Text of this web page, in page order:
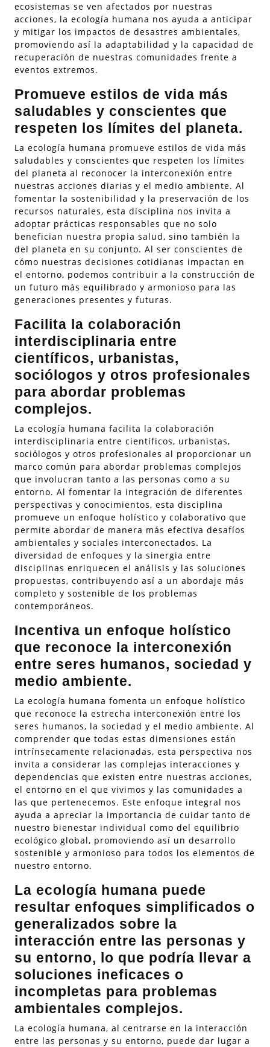
ecosistemas se ven afectados por nuestras
acciones, la ecología humana nos ayuda a anticipar
y mitigar los impactos de desastres ambientales,
promoviendo así la adaptabilidad y la capacidad de
recuperación de nuestras comunidades frente a
eventos extremos.
Promueve estilos de vida más
saludables y conscientes que
respeten los límites del planeta.
La ecología humana promueve estilos de vida más
saludables y conscientes que respeten los límites
del planeta al reconocer la interconexión entre
nuestras acciones diarias y el medio ambiente. Al
fomentar la sostenibilidad y la preservación de los
recursos naturales, esta disciplina nos invita a
adoptar prácticas responsables que no solo
benefician nuestra propia salud, sino también la
del planeta en su conjunto. Al ser conscientes de
cómo nuestras decisiones cotidianas impactan en
el entorno, podemos contribuir a la construcción de
un futuro más equilibrado y armonioso para las
generaciones presentes y futuras.
Facilita la colaboración
interdisciplinaria entre
científicos, urbanistas,
sociólogos y otros profesionales
para abordar problemas
complejos.
La ecología humana facilita la colaboración
interdisciplinaria entre científicos, urbanistas,
sociólogos y otros profesionales al proporcionar un
marco común para abordar problemas complejos
que involucran tanto a las personas como a su
entorno. Al fomentar la integración de diferentes
perspectivas y conocimientos, esta disciplina
promueve un enfoque holístico y colaborativo que
permite abordar de manera más efectiva desafíos
ambientales y sociales interconectados. La
diversidad de enfoques y la sinergia entre
disciplinas enriquecen el análisis y las soluciones
propuestas, contribuyendo así a un abordaje más
completo y sostenible de los problemas
contemporáneos.
Incentiva un enfoque holístico
que reconoce la interconexión
entre seres humanos, sociedad y
medio ambiente.
La ecología humana fomenta un enfoque holístico
que reconoce la estrecha interconexión entre los
seres humanos, la sociedad y el medio ambiente. Al
comprender que todas estas dimensiones están
intrínsecamente relacionadas, esta perspectiva nos
invita a considerar las complejas interacciones y
dependencias que existen entre nuestras acciones,
el entorno en el que vivimos y las comunidades a
las que pertenecemos. Este enfoque integral nos
ayuda a apreciar la importancia de cuidar tanto de
nuestro bienestar individual como del equilibrio
ecológico global, promoviendo así un desarrollo
sostenible y armonioso para todos los elementos de
nuestro entorno.
La ecología humana puede
resultar enfoques simplificados o
generalizados sobre la
interacción entre las personas y
su entorno, lo que podría llevar a
soluciones ineficaces o
incompletas para problemas
ambientales complejos.
La ecología humana, al centrarse en la interacción
entre las personas y su entorno, puede dar lugar a